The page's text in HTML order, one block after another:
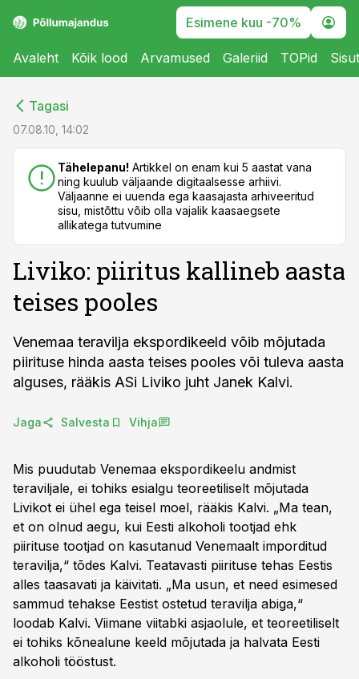
Esimene kuu -70%
Avaleht Kõik lood Arvamused Galeriid TOPid
Tagasi
07.08.10, 14:02
Tähelepanu! Artikkel on enam kui 5 aastat vana
ning kuulub väljaande digitaalsesse arhiivi.
Väljaanne ei uuenda ega kaasajasta arhiveeritud
sisu, mistõttu võib olla vajalik kaasaegsete
allikatega tutvumine
Liviko: piiritus kallineb aasta
teises pooles
Venemaa teravilja ekspordikeeld võib mõjutada
piirituse hinda aasta teises pooles või tuleva aasta
alguses, rääkis ASi Liviko juht Janek Kalvi.
Jaga Salvesta Vihja
Mis puudutab Venemaa ekspordikeelu andmist
teraviljale, ei tohiks esialgu teoreetiliselt mõjutada
Livikot ei ühel ega teisel moel, rääkis Kalvi. „Ma tean,
et on olnud aegu, kui Eesti alkoholi tootjad ehk
piirituse tootjad on kasutanud Venemaalt imporditud
teravilja,“ tõdes Kalvi. Teatavasti piirituse tehas Eestis
alles taasavati ja käivitati. „Ma usun, et need esimesed
sammud tehakse Eestist ostetud teravilja abiga,“
loodab Kalvi. Viimane viitabki asjaolule, et teoreetiliselt
ei tohiks kõnealune keeld mõjutada ja halvata Eesti
alkoholi tööstust.